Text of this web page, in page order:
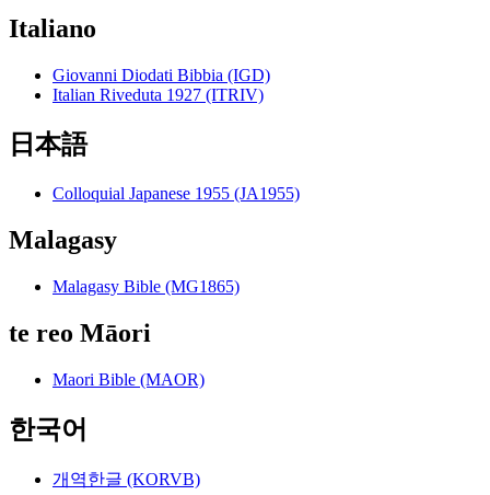
Italiano
Giovanni Diodati Bibbia (IGD)
Italian Riveduta 1927 (ITRIV)
日本語
Colloquial Japanese 1955 (JA1955)
Malagasy
Malagasy Bible (MG1865)
te reo Māori
Maori Bible (MAOR)
한국어
개역한글 (KORVB)